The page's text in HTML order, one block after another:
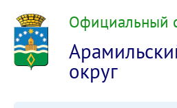
Официальный
округ